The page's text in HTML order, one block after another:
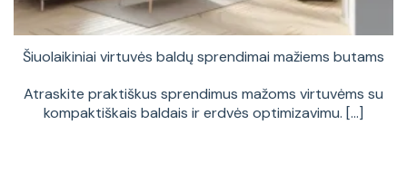
Šiuolaikiniai virtuvės baldų sprendimai mažiems butams
Atraskite praktiškus sprendimus mažoms virtuvėms su
kompaktiškais baldais ir erdvės optimizavimu. [...]